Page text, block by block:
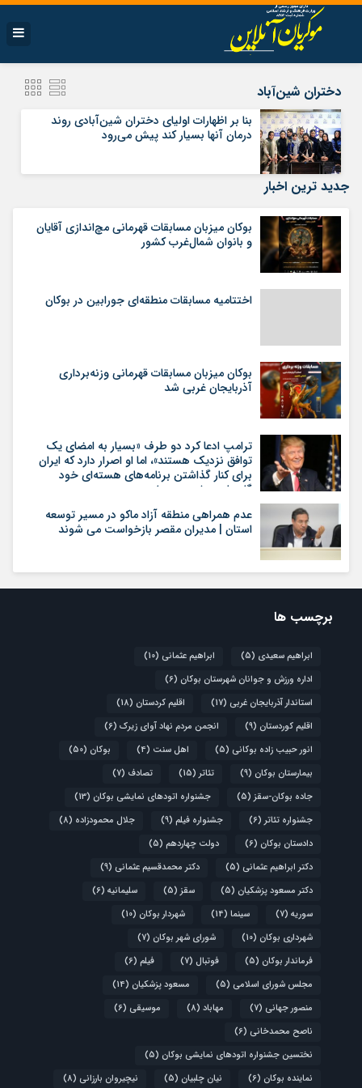
دختران شین‌آباد
بنا بر اظهارات اولیای دختران شین‌آبادی روند
درمان آنها بسیار کند پیش می‌رود
جدید ترین اخبار
بوکان میزبان مسابقات قهرمانی مچ‌اندازی آقایان
و بانوان شمال‌غرب کشور
اختتامیه مسابقات منطقه‌ای جورابین در بوکان
بوکان میزبان مسابقات قهرمانی وزنه‌برداری
آذربایجان غربی شد
ترامپ ادعا کرد دو طرف «بسیار به امضای یک
توافق نزدیک هستند»، اما او اصرار دارد که ایران
برای کنار گذاشتن برنامه‌های هسته‌ای خود
گام‌های بیشتری بردارد
عدم همراهی منطقه آزاد ماکو در مسیر توسعه
استان | مدیران مقصر بازخواست می شوند
برچسب ها
ابراهیم سعیدی (5) ابراهیم عثمانی (10)
اداره ورزش و جوانان شهرستان بوکان (6)
استاندار آذربایجان غربی (17) اقلیم کردستان (18)
اقلیم کوردستان (9) انجمن مردم نهاد آوای زیرک (6)
انور حبیب زاده بوکانی (5) اهل سنت (4) بوکان (50)
بیمارستان بوکان (9) تئاتر (15) تصادف (7)
جاده بوکان-سقز (5) جشنواره اتودهای نمایشی بوکان (13)
جشنواره تئاتر (6) جشنواره فیلم (9) جلال محمودزاده (8)
دادستان بوکان (6) دولت چهاردهم (5)
دکتر ابراهیم عثمانی (5) دکتر محمدقسیم عثمانی (9)
دکتر مسعود پزشکیان (5) سقز (5) سلیمانیه (6)
سوریه (7) سینما (14) شهردار بوکان (10)
شهرداری بوکان (10) شورای شهر بوکان (7)
فرماندار بوکان (5) فوتبال (7) فیلم (6)
مجلس شورای اسلامی (5) مسعود پزشکیان (14)
منصور جهانی (7) مهاباد (8) موسیقی (6)
ناصح محمدخانی (6)
نختسین جشنواره اتودهای نمایشی بوکان (5)
نماینده بوکان (6) نیان چلبیان (5) نیچیروان بارزانی (8)